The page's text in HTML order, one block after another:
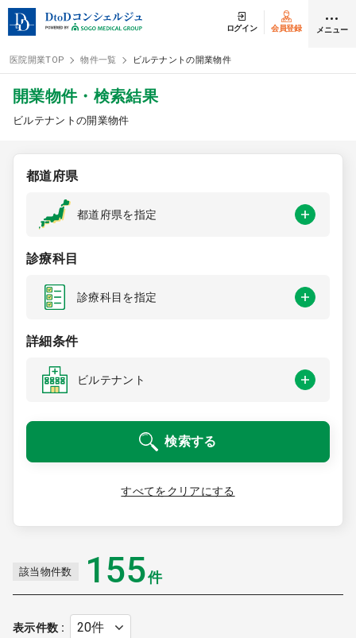
ログイン 会員登録 メニュー
ログイン
クリニック開業
DtoDの開業支援
開業スタイル
医療モール開業
新規開業（戸建て・テナント）
物件検索
コンサルタント
開業支援事例
開業支援事例
開業ノウハウ
個別相談会
医院開業TOP 物件一覧 ビルテナントの開業物件
開業物件・検索結果
ビルテナントの開業物件
都道府県
都道府県を指定
診療科目
診療科目を指定
詳細条件
ビルテナント
検索する
すべてをクリアにする
該当物件数 155件
表示件数